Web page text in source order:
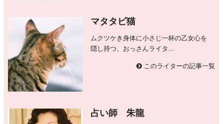
マタタビ猫
ムクツケき身体に小さじ一杯の乙女心を
隠し持つ、おっさんライタ...
このライターの記事一覧
占い師 朱龍